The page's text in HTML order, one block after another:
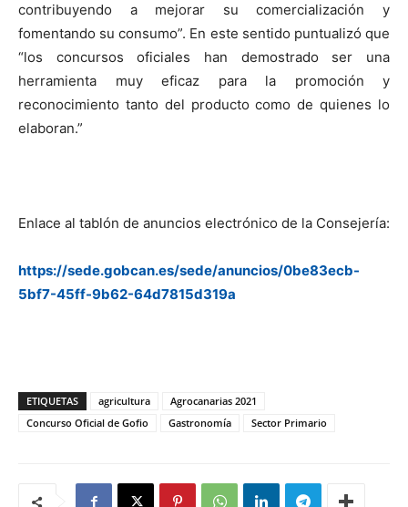
contribuyendo a mejorar su comercialización y
fomentando su consumo”. En este sentido puntualizó que
“los concursos oficiales han demostrado ser una
herramienta muy eficaz para la promoción y
reconocimiento tanto del producto como de quienes lo
elaboran.”
Enlace al tablón de anuncios electrónico de la Consejería:
https://sede.gobcan.es/sede/anuncios/0be83ecb-
5bf7-45ff-9b62-64d7815d319a
ETIQUETAS agricultura
Agrocanarias 2021
Concurso Oficial de Gofio
Gastronomía Sector Primario